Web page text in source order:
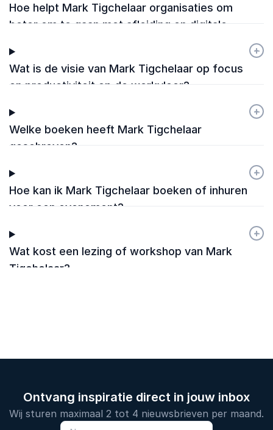
Hoe helpt Mark Tigchelaar organisaties om
beter om te gaan met afleiding en digitale
Wat is de visie van Mark Tigchelaar op focus
en productiviteit op de werkvloer?
+
-
Welke boeken heeft Mark Tigchelaar
geschreven?
+
-
Hoe kan ik Mark Tigchelaar boeken of inhuren
voor een evenement?
+
-
Wat kost een lezing of workshop van Mark
Tigchelaar?
+
-
Ontvang inspiratie direct in jouw inbox
Wij sturen maximaal 2 tot 4 nieuwsbrieven per maand.